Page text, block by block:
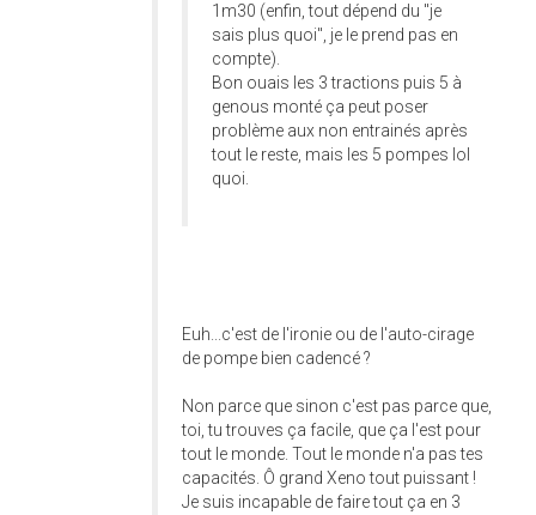
1m30 (enfin, tout dépend du "je
sais plus quoi", je le prend pas en
compte).
Bon ouais les 3 tractions puis 5 à
genous monté ça peut poser
problème aux non entrainés après
tout le reste, mais les 5 pompes lol
quoi.
Euh...c'est de l'ironie ou de l'auto-cirage
de pompe bien cadencé ?
Non parce que sinon c'est pas parce que,
toi, tu trouves ça facile, que ça l'est pour
tout le monde. Tout le monde n'a pas tes
capacités. Ô grand Xeno tout puissant !
Je suis incapable de faire tout ça en 3